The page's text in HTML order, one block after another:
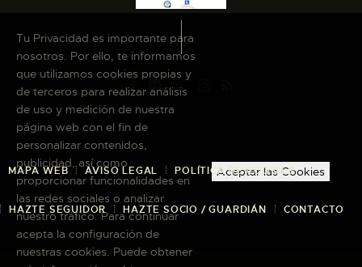
MAPA WEB AVISO LEGAL POLÍTICA DE COOKIES
HAZTE SEGUIDOR HAZTE SOCIO / GUARDIÁN CONTACTO
Tu Privacidad es importante para
nosotros. Por ello, te informamos
que utilizamos cookies propias y
de terceros para realizar análisis
de uso y medición de nuestra
página web con el fin de
personalizar contenidos,
publicidad, así como
proporcionar funcionalidades en
las redes sociales o analizar
nuestro tráfico. Para continuar
acepta la configuración de
nuestras cookies. Puede obtener
Aceptar las Cookies